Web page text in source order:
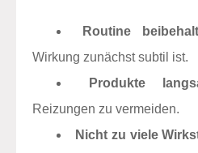
Routine
Wirkung zunächst subtil ist.
Produkte
Reizungen zu vermeiden.
Nicht zu viele